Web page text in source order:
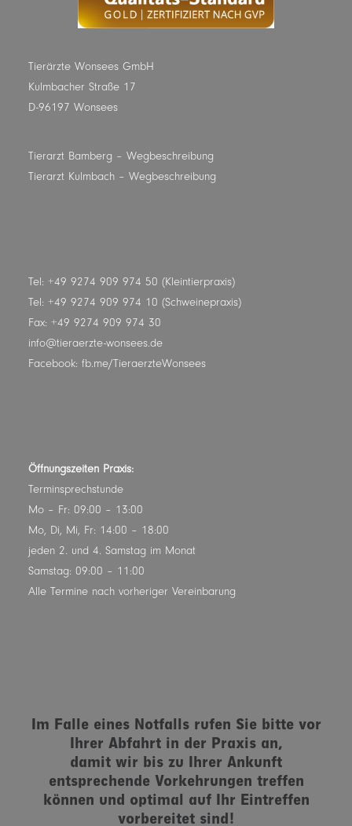
Tierärzte Wonsees GmbH
Kulmbacher Straße 17
D-96197 Wonsees
Tierarzt Bamberg – Wegbeschreibung
Tierarzt Kulmbach – Wegbeschreibung
Tel: +49 9274 909 974 50 (Kleintierpraxis)
Tel: +49 9274 909 974 10 (Schweinepraxis)
Fax: +49 9274 909 974 30
info@tieraerzte-wonsees.de
Facebook: fb.me/TieraerzteWonsees
Öffnungszeiten Praxis:
Terminsprechstunde
Mo – Fr: 09:00 – 13:00
Mo, Di, Mi, Fr: 14:00 – 18:00
jeden 2. und 4. Samstag im Monat
Samstag: 09:00 – 11:00
Alle Termine nach vorheriger Vereinbarung
Im Falle eines Notfalls rufen Sie bitte vor
Ihrer Abfahrt in der Praxis an,
damit wir bis zu Ihrer Ankunft
entsprechende Vorkehrungen treffen
können und optimal auf Ihr Eintreffen
vorbereitet sind!